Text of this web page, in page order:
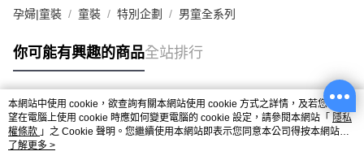
孕婦|童裝 童裝 特別企劃 男童全系列
你可能有興趣的商品全站排行
熱門標籤
本網站中使用 cookie，欲查詢有關本網站使用 cookie 方式之詳情，及若您不希
望在電腦上使用 cookie 時應如何變更電腦的 cookie 設定，請參閱本網站「 隱私
權條款 」之 Cookie 聲明。您繼續使用本網站即表示您同意本公司得按本網站使
用條款之 Cookie 聲明使用 cookie。
了解更多 >